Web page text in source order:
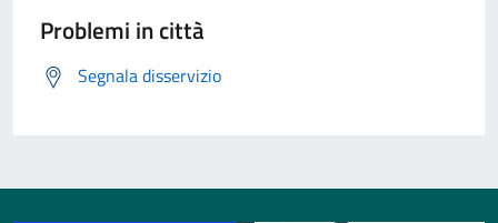
Problemi in città
Segnala disservizio